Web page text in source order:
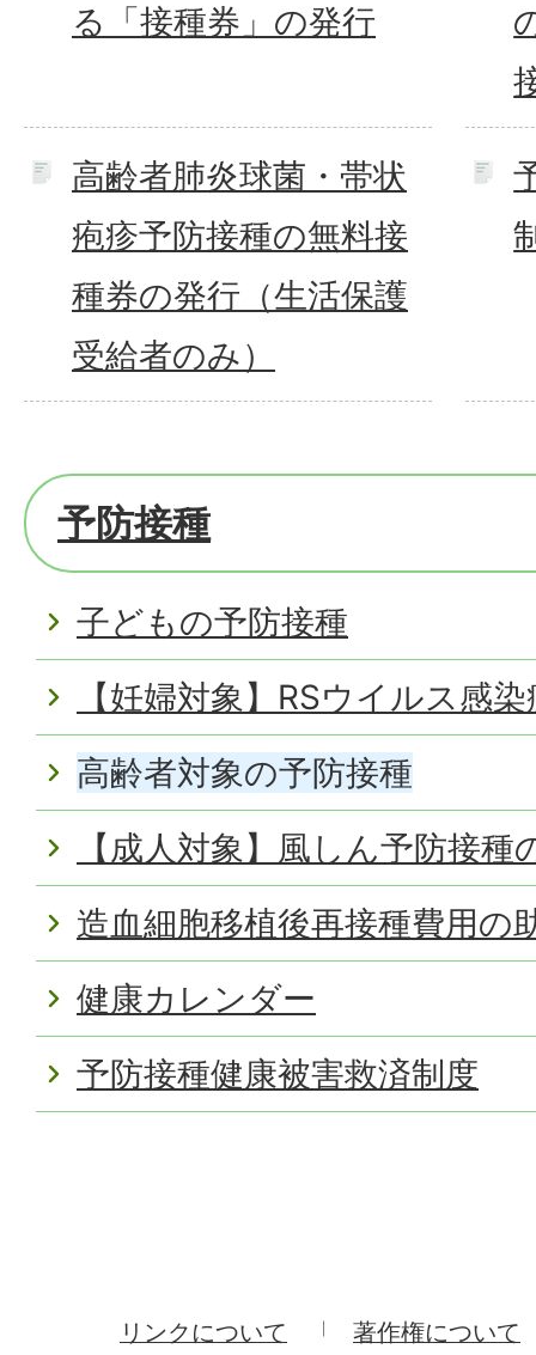
る「接種券」の発行
高齢者肺炎球菌・帯状
疱疹予防接種の無料接
種券の発行（生活保護
受給者のみ）
予防接種
子どもの予防接種
【妊婦対象】RSウイルス感
高齢者対象の予防接種
【成人対象】風しん予防接種
造血細胞移植後再接種費用の
健康カレンダー
予防接種健康被害救済制度
リンクについて 著作権について